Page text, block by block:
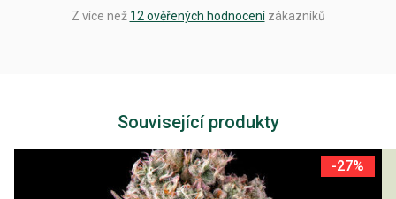
Z více než 12 ověřených hodnocenízákazníků
Související produkty
-27%